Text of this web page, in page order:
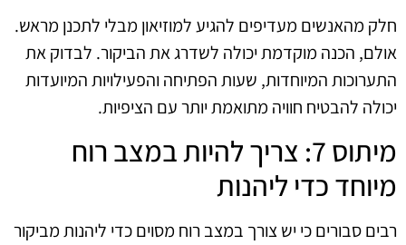
חלק מהאנשים מעדיפים להגיע למוזיאון מבלי לתכנן מראש.
אולם, הכנה מוקדמת יכולה לשדרג את הביקור. לבדוק את
התערוכות המיוחדות, שעות הפתיחה והפעילויות המיועדות
יכולה להבטיח חוויה מתואמת יותר עם הציפיות.
מיתוס 7: צריך להיות במצב רוח
מיוחד כדי ליהנות
רבים סבורים כי יש צורך במצב רוח מסוים כדי ליהנות מביקור